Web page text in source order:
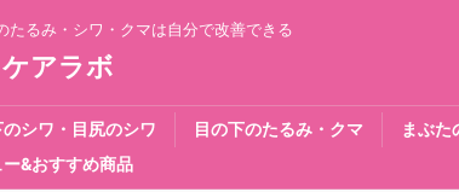
たるみ・シワ・クマは自分で改善できる
アラボ
のシワ・目尻のシワ 目の下のたるみ・クマ まぶた
ー&おすすめ商品